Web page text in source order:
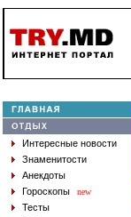
Интересные новости
Знаменитости
Анекдоты
Гороскопы
new
Тесты